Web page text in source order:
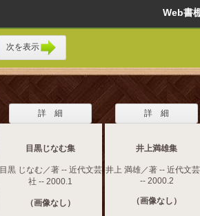
Web
次を表示
詳 細
目黒じなむ集
目黒 じなむ／著 -- 近代文芸
社 -- 2000.1
（画像なし）
詳 細
井上満雄集
井上 満雄／著 -- 近代文
-- 2000.2
（画像なし）